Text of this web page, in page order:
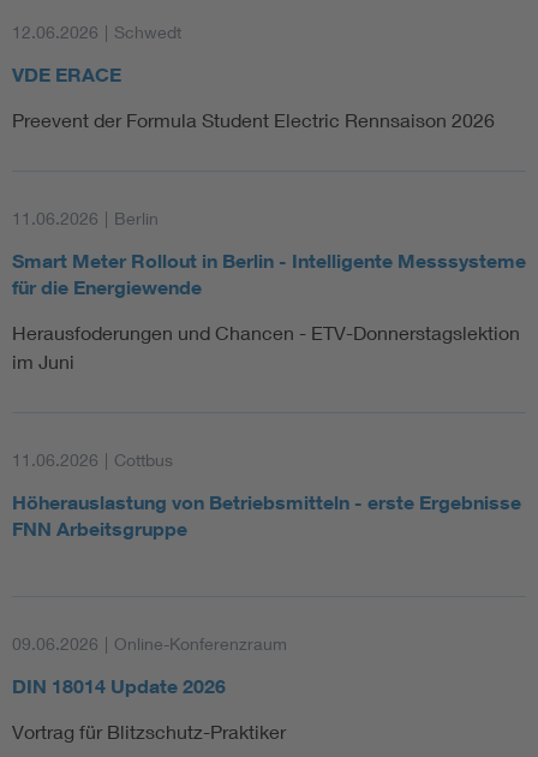
12.06.2026 | Schwedt
VDE ERACE
Preevent der Formula Student Electric Rennsaison 2026
11.06.2026 | Berlin
Smart Meter Rollout in Berlin - Intelligente Messsysteme
für die Energiewende
Herausfoderungen und Chancen - ETV-Donnerstagslektion
im Juni
11.06.2026 | Cottbus
Höherauslastung von Betriebsmitteln - erste Ergebnisse
FNN Arbeitsgruppe
09.06.2026 | Online-Konferenzraum
DIN 18014 Update 2026
Vortrag für Blitzschutz-Praktiker